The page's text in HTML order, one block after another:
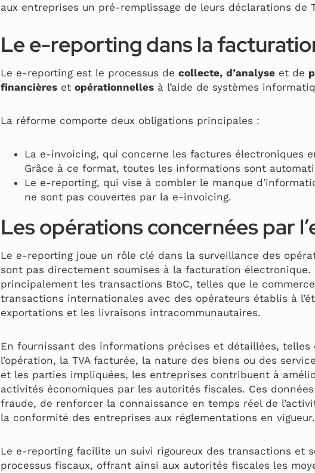
aux entreprises un pré-remplissage de leurs déclarations de
Le e-reporting dans la
Le e-reporting est le processus de collecte, d’analyse et de
financières et opérationnelles à l’aide de systèmes
La réforme comporte deux obligations principales :
La e-invoicing, qui concerne les factures électroniques
Grâce à ce format, toutes les informations sont
Le e-reporting, qui vise à combler le manque
ne sont pas couvertes par la e-invoicing.
Les opérations concernées par
Le e-reporting joue un rôle clé dans la surveillance des
sont pas directement soumises à la facturation électronique.
principalement les transactions BtoC, telles que le
transactions internationales avec des opérateurs établis à
exportations et les livraisons intracommunautaires.
En fournissant des informations précises et détaillées, telles
l’opération, la TVA facturée, la nature des biens ou des
et les parties impliquées, les entreprises contribuent à
activités économiques par les autorités fiscales. Ces
fraude, de renforcer la connaissance en temps réel de
la conformité des entreprises aux réglementations en vigueur.
Le e-reporting facilite un suivi rigoureux des transactions et
processus fiscaux, offrant ainsi aux autorités fiscales les